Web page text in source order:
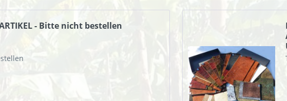
- Bitte nicht bestellen